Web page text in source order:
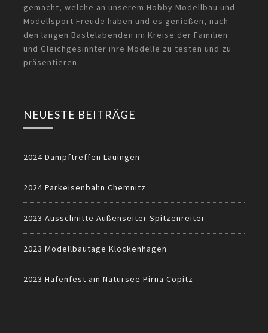
gemacht, welche an unserem Hobby Modellbau und
Modellsport Freude haben und es genießen, nach
den langen Bastelabenden im Kreise der Familien
und Gleichgesinnter ihre Modelle zu testen und zu
präsentieren.
NEUESTE BEITRÄGE
2024 Dampftreffen Lauingen
2024 Parkeisenbahn Chemnitz
2023 Ausschnitte Außenseiter Spitzenreiter
2023 Modellbautage Klockenhagen
2023 Hafenfest am Natursee Pirna Copitz